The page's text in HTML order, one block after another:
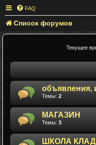
FAQ
Список форумов
Текущее
объявления,
Темы: 2
МАГАЗИН
Темы: 3
ШКОЛА